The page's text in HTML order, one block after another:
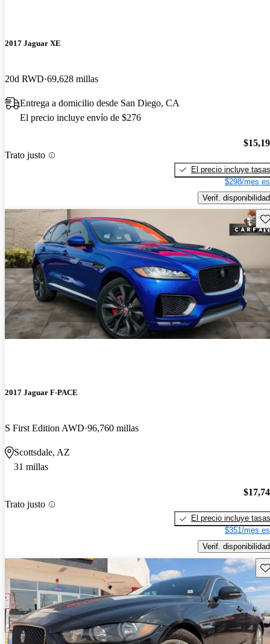
2017 Jaguar XE
20d RWD 69,628 millas
Entrega a domicilio desde San Diego, CA
El precio incluye envío de $276
Trato justo
El precio incluye tasas
$298/mes
Verif. disponibilidad
2017 Jaguar F-PACE
S First Edition AWD 96,760 millas
Scottsdale, AZ
31 millas
Trato justo
El precio incluye tasas
$351/mes
Verif. disponibilidad